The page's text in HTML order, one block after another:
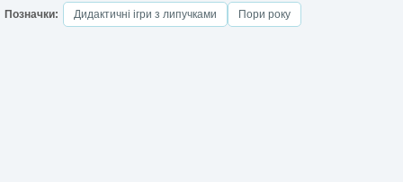
Позначки: Дидактичні ігри з липучками Пори року